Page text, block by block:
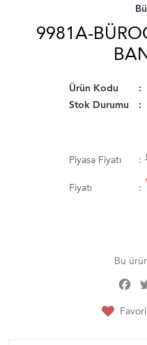
9981A-
Ürün Kodu
Stok Durumu
Piyasa Fiyatı
Fiyatı
Bu